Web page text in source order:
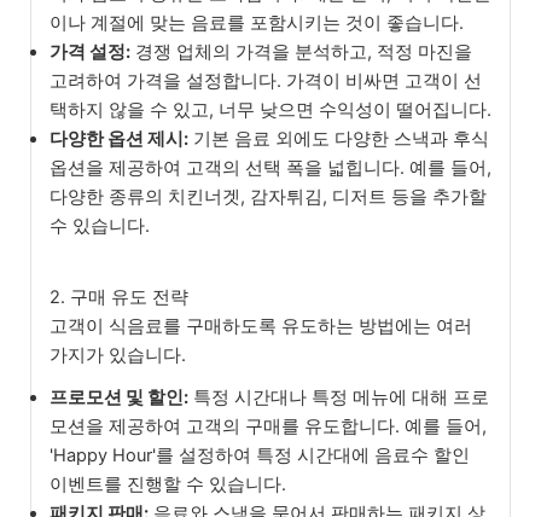
이나 계절에 맞는 음료를 포함시키는 것이 좋습니다.
가격 설정: 경쟁 업체의 가격을 분석하고, 적정 마진을
고려하여 가격을 설정합니다. 가격이 비싸면 고객이 선
택하지 않을 수 있고, 너무 낮으면 수익성이 떨어집니다.
다양한 옵션 제시: 기본 음료 외에도 다양한 스낵과 후식
옵션을 제공하여 고객의 선택 폭을 넓힙니다. 예를 들어,
다양한 종류의 치킨너겟, 감자튀김, 디저트 등을 추가할
수 있습니다.
2. 구매 유도 전략
고객이 식음료를 구매하도록 유도하는 방법에는 여러
가지가 있습니다.
프로모션 및 할인: 특정 시간대나 특정 메뉴에 대해 프로
모션을 제공하여 고객의 구매를 유도합니다. 예를 들어,
'Happy Hour'를 설정하여 특정 시간대에 음료수 할인
이벤트를 진행할 수 있습니다.